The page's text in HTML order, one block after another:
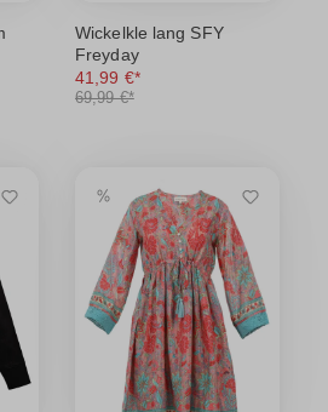
Wickelkle lang SFY
Freyday
41,99 €*
69,99 €*